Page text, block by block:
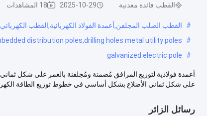
القطب فائدة معدنية 2025-10-29 18 المشاهدات
#
القطب الصلب المجلفن,أعمدة الفولاذ الكهربائية,القطب الكهربائي
#
distribution poles,drilling holes metal utility poles
#
galvanized electric pole
على شكل ثماني الأضلاع بشكل أساسي في خطوط توزيع الطاقة
رسائل الزائر